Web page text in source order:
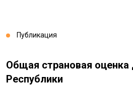
Публикация
Общая страновая
Республики